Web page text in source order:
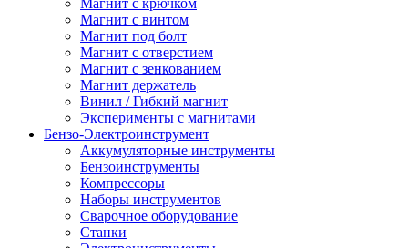
Магнит с крючком
Магнит с винтом
Магнит под болт
Магнит с отверстием
Магнит с зенкованием
Магнит держатель
Винил / Гибкий магнит
Эксперименты с магнитами
Бензо-Электроинструмент
Аккумуляторные инструменты
Бензоинструменты
Компрессоры
Наборы инструментов
Сварочное оборудование
Станки